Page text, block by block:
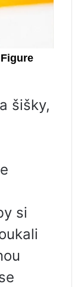
šišky,
si